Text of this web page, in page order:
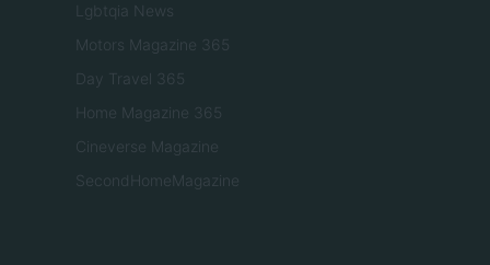
Lgbtqia News
Motors Magazine 365
Day Travel 365
Home Magazine 365
Cineverse Magazine
SecondHomeMagazine